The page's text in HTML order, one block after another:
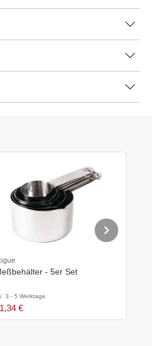
- 5er Set
3 - 5 Werktage
€